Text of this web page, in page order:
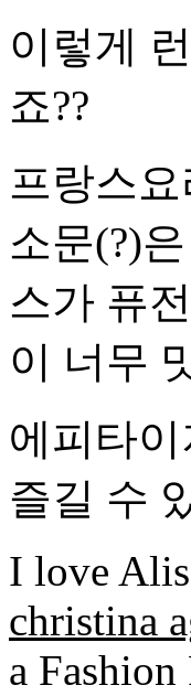
이렇게
죠??
프랑스
소문(?)
스가 퓨
이 너무
에피타
즐길 수
I love
christina
a